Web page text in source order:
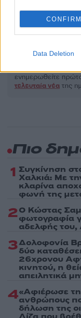
CONFIRM
Data Deletion
ΡΕΒΑΝΣ
ενημερωθείτε
τελευταία νέα της
Πιο
1 Συγκίνηση
Χαλκιά: Με
κλαρίνα
φωνή της
2Ο Κώστας
φωτογραφία
αδελφής του,
3Δολοφονία
δύο
26χρονου
κινητού, η
απειλητικά
4«Αφιέρωσε
ανθρώπους
δήλωση της